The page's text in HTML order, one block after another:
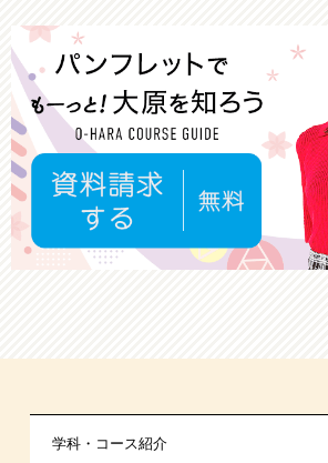
学科・コース紹介